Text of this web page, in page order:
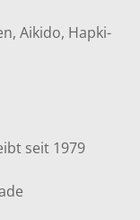
Aikido, Hapki-
seit 1979